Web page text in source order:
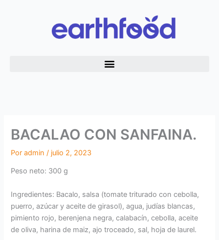
BACALAO CON SANFAINA.
Poradmin/ julio 2, 2023
Peso neto: 300 g
Ingredientes: Bacalo, salsa (tomate triturado con cebolla,
puerro, azúcar y aceite de girasol), agua, judías blancas,
pimiento rojo, berenjena negra, calabacín, cebolla, aceite
de oliva, harina de maiz, ajo troceado, sal, hoja de laurel.